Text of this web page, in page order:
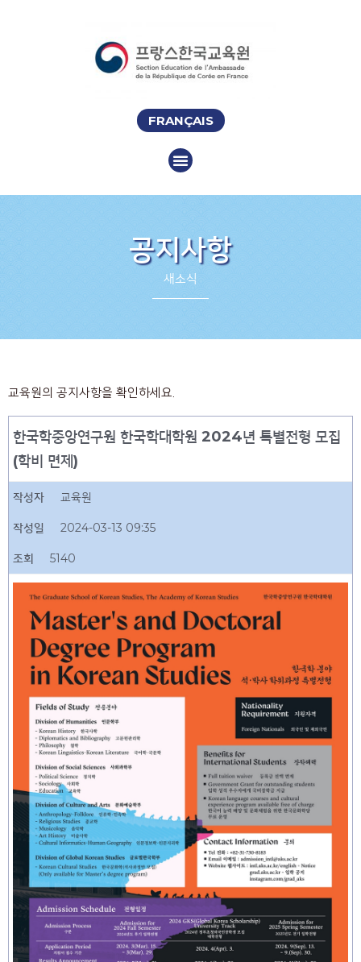
FRANÇAIS
공지사항
새소식
교육원의 공지사항을 확인하세요.
한국학중앙연구원 한국학대학원 2024년 특별전형 모집
(학비 면제)
작성자 교육원
작성일 2024-03-13 09:35
조회 5140